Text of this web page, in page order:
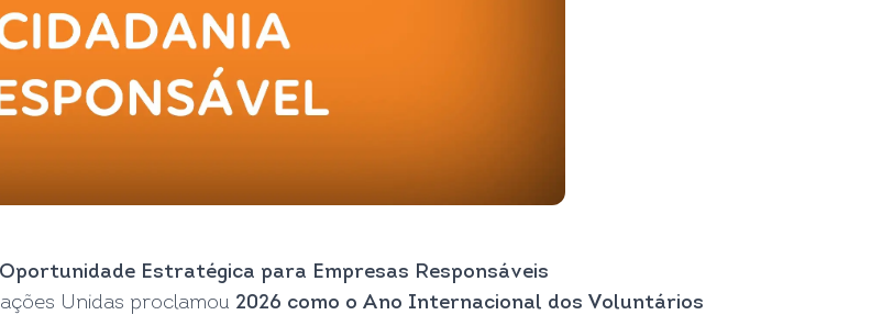
Estratégica para Empresas Responsáveis
Unidas proclamou 2026 como o Ano Internacional dos Voluntários